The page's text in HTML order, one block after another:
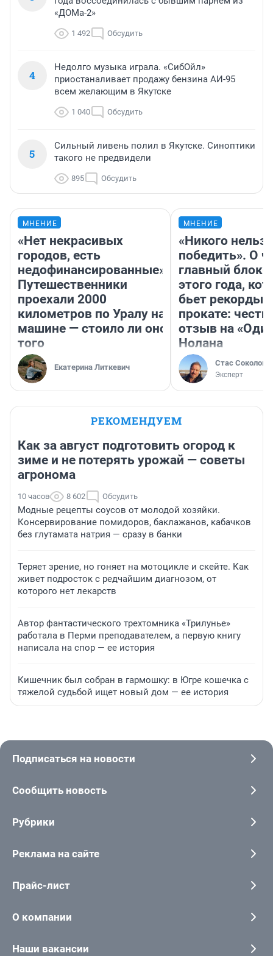
«ДОМа-2»
1 492 Обсудить
4
Недолго музыка играла. «СибОйл»
приостаналивает продажу бензина АИ-95
всем желающим в Якутске
1 040 Обсудить
5
Сильный ливень полил в Якутске. Синоптики
такого не предвидели
895 Обсудить
МНЕНИЕ
«Нет некрасивых
городов, есть
недофинансированные».
Путешественники
проехали 2000
километров по Уралу на
машине — стоило ли оно
того
Екатерина Литкевич
МНЕНИЕ
«Никого нельзя
победить». О
главный
этого года,
бьет рекорды в
прокате:
отзыв на
Нолана
Стас Соколов
Эксперт
РЕКОМЕНДУЕМ
Как за август подготовить огород к
зиме и не потерять урожай — советы
агронома
10 часов 8 602 Обсудить
Модные рецепты соусов от молодой хозяйки.
Консервирование помидоров, баклажанов, кабачков
без глутамата натрия — сразу в банки
Теряет зрение, но гоняет на мотоцикле и скейте. Как
живет подросток с редчайшим диагнозом, от
которого нет лекарств
Автор фантастического трехтомника «Трилунье»
работала в Перми преподавателем, а первую книгу
написала на спор — ее история
Кишечник был собран в гармошку: в Югре кошечка с
тяжелой судьбой ищет новый дом — ее история
Подписаться на новости
Сообщить новость
Рубрики
Реклама на сайте
Прайс-лист
О компании
Наши вакансии